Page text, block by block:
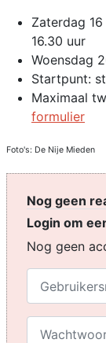
Zaterdag
16.30 uur
Woensdag
Startpunt:
Maximaal
formulier
Foto's: De Nije Mieden
Nog geen
Login om
Nog geen